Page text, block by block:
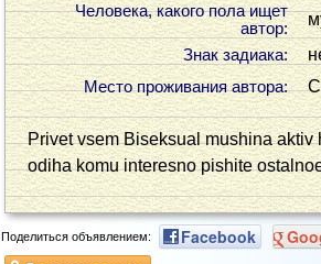
Человека, какого пола ищет
автор:
Знак задиака:
Место проживания автора:
Privet vsem Biseksual mushina
odiha komu interesno pishite
Поделиться объявлением: Facebook